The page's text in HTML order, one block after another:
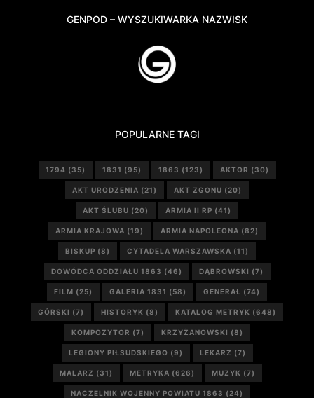
GENPOD – WYSZUKIWARKA NAZWISK
POPULARNE TAGI
1794 (35) 1831 (95) 1863 (123) AKTOR (30)
AKT URODZENIA (21) AKT ZGONU (20)
AKT ŚLUBU (20) ARMIA II RP (41)
ARMIA KRAJOWA (19) ARMIA NAPOLEONA (82)
BISKUP (8) CYTADELA WARSZAWSKA (11)
DOWÓDCA ODDZIAŁU 1863 (46) DĄBROWSKI (7)
FILM (25) GALERIA 1831 (58) GENERAŁ (74)
GÓRSKI (7) HISTORYK (8) KATALOG METRYK (648)
KOMPOZYTOR (7) KRZYŻANOWSKI (8)
LEGIONY PIŁSUDSKIEGO (9) LEKARZ (7)
MALARZ (31) METRYKA (626) MUZYK (7)
NACZELNIK WOJENNY POWIATU 1863 (24)